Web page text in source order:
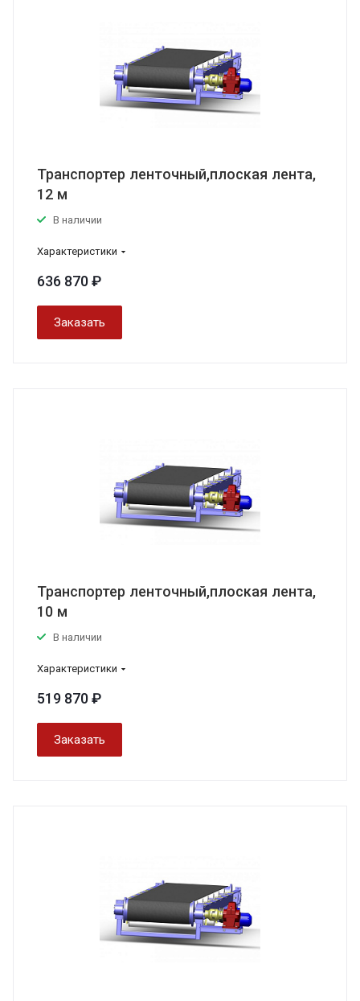
Транспортер ленточный,плоская лента,
12 м
В наличии
Характеристики
636 870 ₽
Заказать
Транспортер ленточный,плоская лента,
10 м
В наличии
Характеристики
519 870 ₽
Заказать